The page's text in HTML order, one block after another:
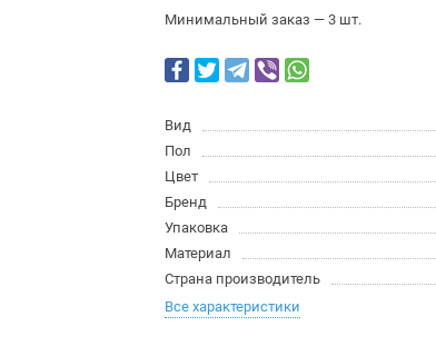
Минимальный заказ — 3 шт.
Вид
Пол
Цвет
Бренд
Упаковка
Материал
Страна производитель
Все характеристики